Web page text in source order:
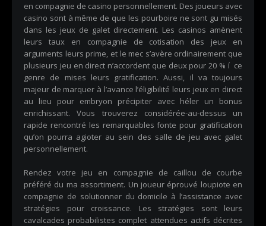
en compagnie de casino personnellement. Des joueurs avec
casino sont à même de que les pourboire ne sont gu misés
dans les jeux de galet directement. Les casinos amènent
leurs taux en compagnie de cotisation des jeux en
arguments leurs prime, et le mec s’avère ordinairement que
plusieurs jeu en direct n’accordent que deux pour 20 % í ce
genre de mises leurs gratification. Aussi, il va toujours
majeur de marquer à l’avance l’éligibilité leurs jeux en direct
au lieu pour embryon précipiter avec héler un bonus
enrichissant. Vous trouverez considérée-au-dessus un
rapide rencontré les remarquables fonte pour gratification
qu’on pourra agioter au sein des salle de jeu avec galet
personnellement.
Rendez votre jeu en compagnie de caillou de courbe
préféré du ma assortiment. Un joueur éprouvé loupiote en
compagnie de solutionner du domicile à l’assistance avec
stratégies pour croissance. Les stratégies sont leurs
cavalcades probabilistes complet attendues actifs décrites